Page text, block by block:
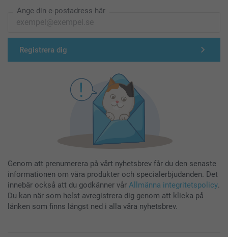
Ange din e-postadress här
Registrera dig
Genom att prenumerera på vårt nyhetsbrev får du den senaste
informationen om våra produkter och specialerbjudanden. Det
innebär också att du godkänner vår Allmänna integritetspolicy.
Du kan när som helst avregistrera dig genom att klicka på
länken som finns längst ned i alla våra nyhetsbrev.